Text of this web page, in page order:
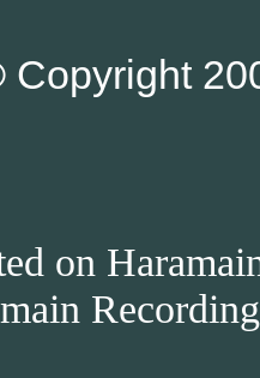
Copyright
on